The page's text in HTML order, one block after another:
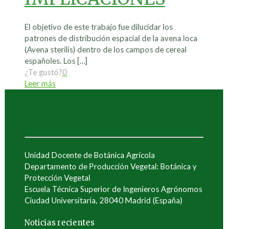
El objetivo de este trabajo fue dilucidar los
patrones de distribución espacial de la avena loca
(Avena sterilis) dentro de los campos de cereal
españoles. Los […]
¿Te gustó?0
Leer más
Unidad Docente de Botánica Agrícola
Departamento de Producción Vegetal: Botánica y
Protección Vegetal
Escuela Técnica Superior de Ingenieros Agrónomos
Ciudad Universitaria, 28040 Madrid (España)
Noticias recientes